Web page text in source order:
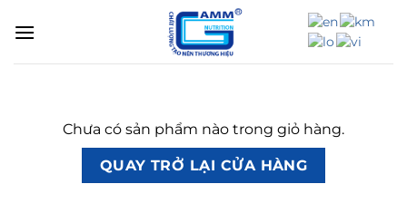
qua
Chưa có sản phẩm nào trong giỏ hàng.
QUAY TRỞ LẠI CỬA HÀNG